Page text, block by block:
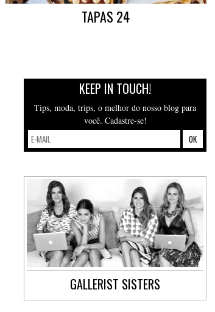
TAPAS 24
KEEP IN TOUCH!
Tips, moda, trips, o melhor do nosso blog para
você. Cadastre-se!
GALLERIST SISTERS